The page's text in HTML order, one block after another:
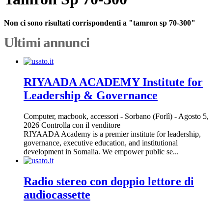
Non ci sono risultati corrispondenti a "tamron sp 70-300"
Ultimi annunci
RIYAADA ACADEMY Institute for
Leadership & Governance
Computer, macbook, accessori - Sorbano (Forlì) - Agosto 5,
2026 Controlla con il venditore
RIYAADA Academy is a premier institute for leadership,
governance, executive education, and institutional
development in Somalia. We empower public se...
Radio stereo con doppio lettore di
audiocassette